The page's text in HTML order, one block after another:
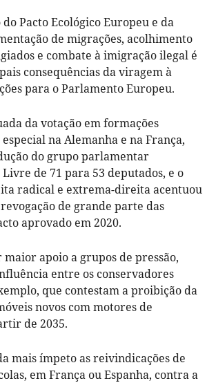
Pacto Ecológico Europeu e da
de migrações, acolhimento
e combate à imigração ilegal é
consequências da viragem à
para o Parlamento Europeu.
da votação em formações
na Alemanha e na França,
do grupo parlamentar
de 71 para 53 deputados, e o
radical e extrema-direita acentuou
de grande parte das
aprovado em 2020.
maior apoio a grupos de pressão,
entre os conservadores
que contestam a proibição da
novos com motores de
de 2035.
mais ímpeto as reivindicações de
em França ou Espanha, contra a